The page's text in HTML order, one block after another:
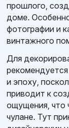
прошлого,
доме.
фотографии и
винтажного
Для
и эпоху,
приводит к
ощущения, что
чулане. Тут